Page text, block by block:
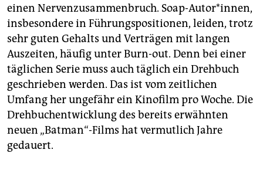
einen Nervenzusammenbruch. Soap-Autor*innen,
insbesondere in Führungspositionen, leiden, trotz
sehr guten Gehalts und Verträgen mit langen
Auszeiten, häufig unter Burn-out. Denn bei einer
täglichen Serie muss auch täglich ein Drehbuch
geschrieben werden. Das ist vom zeitlichen
Umfang her ungefähr ein Kinofilm pro Woche. Die
Drehbuchentwicklung des bereits erwähnten
neuen „Batman“-Films hat vermutlich Jahre
gedauert.